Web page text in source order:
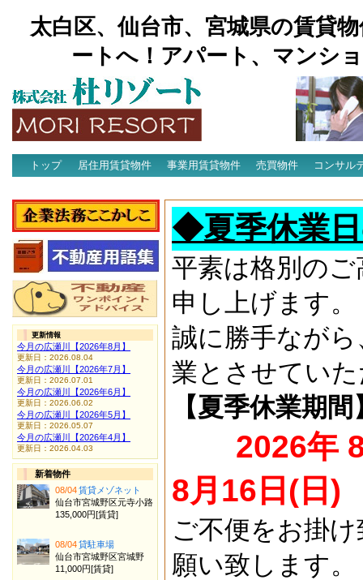
太白区、仙台市、宮城県の賃貸
ートへ！アパート、マンシ
トップ 居住用賃貸物件 事業用賃貸物件 売買物件
コンサル
◆夏季休業
平素は格別の
申し上げます。
誠に勝手なが
業とさせてい
【夏季休業期間
2026年
8月16日(日)
ご不便をお掛
願い致します。
更新情報
今月の広瀬川【2026年8月】
更新日：2026.08.04
今月の広瀬川【2026年7月】
更新日：2026.07.01
今月の広瀬川【2026年6月】
更新日：2026.06.02
今月の広瀬川【2026年5月】
更新日：2026.05.07
今月の広瀬川【2026年4月】
更新日：2026.04.03
新着物件
08/04賃貸メゾネット
仙台市宮城野区元寺小路
135,000円[賃貸]
08/04貸駐車場
仙台市宮城野区宮城野
11,000円[賃貸]